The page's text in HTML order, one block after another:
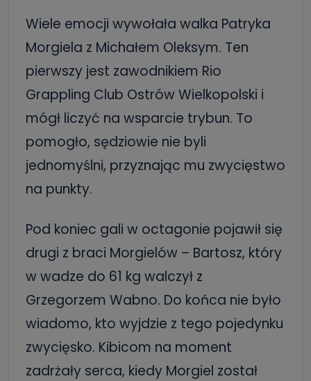
Wiele emocji wywołała walka Patryka
Morgiela z Michałem Oleksym. Ten
pierwszy jest zawodnikiem Rio
Grappling Club Ostrów Wielkopolski i
mógł liczyć na wsparcie trybun. To
pomogło, sędziowie nie byli
jednomyślni, przyznając mu zwycięstwo
na punkty.
Pod koniec gali w octagonie pojawił się
drugi z braci Morgielów – Bartosz, który
w wadze do 61 kg walczył z
Grzegorzem Wabno. Do końca nie było
wiadomo, kto wyjdzie z tego pojedynku
zwycięsko. Kibicom na moment
zadrżały serca, kiedy Morgiel został